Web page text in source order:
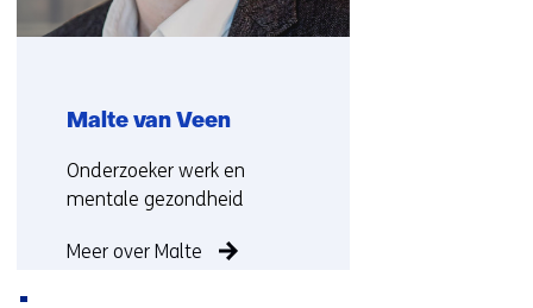
n
Malte van Veen
Functie:
Onderzoeker werk en
mentale gezondheid
Meer over Malte